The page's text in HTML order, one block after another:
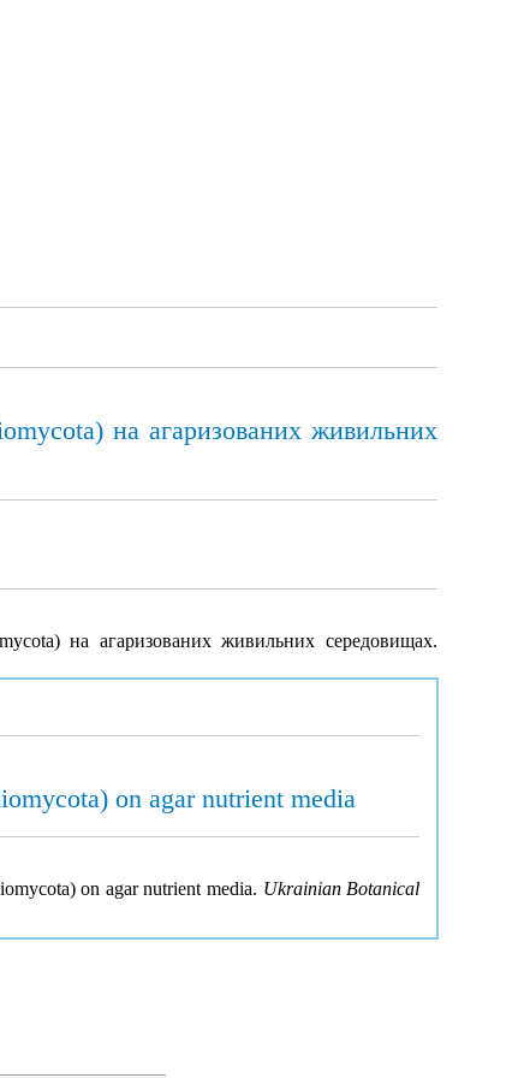
на агаризованих живильних
на агаризованих живильних середовищах.
on agar nutrient media
on agar nutrient media. Ukrainian Botanical